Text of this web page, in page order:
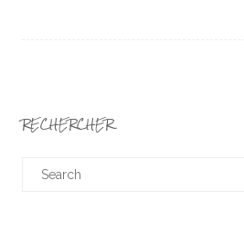
RECHERCHER